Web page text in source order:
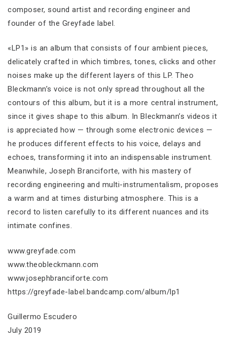
composer, sound artist and recording engineer and
founder of the Greyfade label.
«LP1» is an album that consists of four ambient pieces,
delicately crafted in which timbres, tones, clicks and other
noises make up the different layers of this LP. Theo
Bleckmann’s voice is not only spread throughout all the
contours of this album, but it is a more central instrument,
since it gives shape to this album. In Bleckmann’s videos it
is appreciated how — through some electronic devices —
he produces different effects to his voice, delays and
echoes, transforming it into an indispensable instrument.
Meanwhile, Joseph Branciforte, with his mastery of
recording engineering and multi-instrumentalism, proposes
a warm and at times disturbing atmosphere. This is a
record to listen carefully to its different nuances and its
intimate confines.
www.greyfade.com
www.theobleckmann.com
www.josephbranciforte.com
https://greyfade-label.bandcamp.com/album/lp1
Guillermo Escudero
July 2019